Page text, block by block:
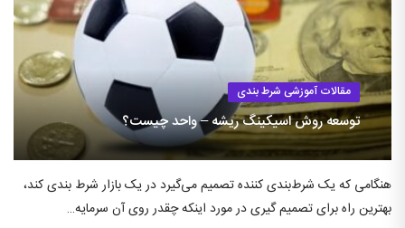
مقالات آموزشی شرط بندی
توسعه روش اسیکینگ ریشه – واحد چیست؟
هنگامی که یک شرط‌بندی کننده تصمیم می‌گیرد در یک بازار شرط بندی کند،
بهترین راه برای تصمیم گیری در مورد اینکه چقدر روی آن سرمایه…